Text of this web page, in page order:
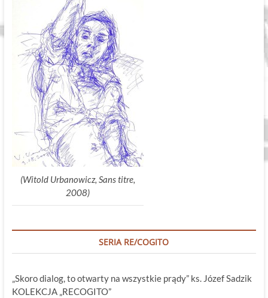
(Witold Urbanowicz, Sans titre,
2008)
SERIA RE/COGITO
„Skoro dialog, to otwarty na wszystkie prądy” ks. Józef Sadzik
KOLEKCJA „RECOGITO”